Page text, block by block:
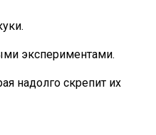
экспериментами.
надолго скрепит их